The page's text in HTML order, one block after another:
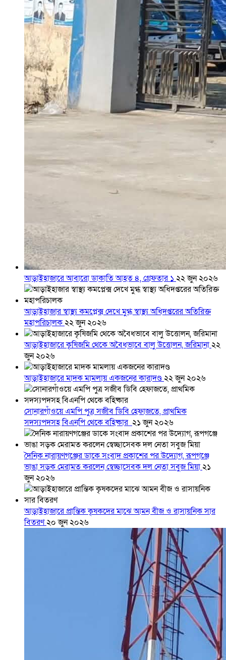
আড়াইহাজারে আবারো ডাকাতি আহত ৪, গ্রেফতার ১ ২২ জুন ২০২৬
আড়াইহাজার স্বাস্থ্য কমপ্লেক্স দেখে মুগ্ধ স্বাস্থ্য অধিদপ্তরের অতিরিক্ত
মহাপরিচালক২২ জুন ২০২৬
আড়াইহাজারে কৃষিজমি থেকে অবৈধভাবে বালু উত্তোলন, জরিমানা২২
জুন ২০২৬
আড়াইহাজারে মাদক মামলায় একজনের কারাদণ্ড২২ জুন ২০২৬
সোনারগাঁওয়ে এমপি পুত্র সজীব ডিবি হেফাজতে, প্রাথমিক
সদস্যপদসহ বিএনপি থেকে বহিষ্কার ২১ জুন ২০২৬
দৈনিক নারায়ণগঞ্জের ডাকে সংবাদ প্রকাশের পর উদ্যোগ, রূপগঞ্জে
ভাঙা সড়ক মেরামত করলেন স্বেচ্ছাসেবক দল নেতা সবুজ মিয়া২১
জুন ২০২৬
আড়াইহাজারে প্রান্তিক কৃষকদের মাঝে আমন বীজ ও রাসায়নিক সার
বিতরণ২০ জুন ২০২৬